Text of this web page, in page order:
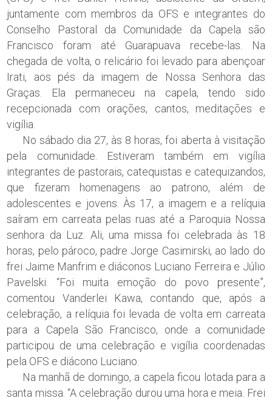
juntamente com membros da OFS e integrantes do
Conselho Pastoral da Comunidade da Capela são
Francisco foram até Guarapuava recebe-las. Na
chegada de volta, o relicário foi levado para abençoar
Irati, aos pés da imagem de Nossa Senhora das
Graças. Ela permaneceu na capela, tendo sido
recepcionada com orações, cantos, meditações e
vigília.
No sábado dia 27, às 8 horas, foi aberta à visitação
pela comunidade. Estiveram também em vigília
integrantes de pastorais, catequistas e catequizandos,
que fizeram homenagens ao patrono, além de
adolescentes e jovens. Às 17, a imagem e a relíquia
saíram em carreata pelas ruas até a Paroquia Nossa
senhora da Luz. Ali, uma missa foi celebrada às 18
horas, pelo pároco, padre Jorge Casimirski, ao lado do
frei Jaime Manfrim e diáconos Luciano Ferreira e Júlio
Pavelski. “Foi muita emoção do povo presente”,
comentou Vanderlei Kawa, contando que, após a
celebração, a relíquia foi levada de volta em carreata
para a Capela São Francisco, onde a comunidade
participou de uma celebração e vigília coordenadas
pela OFS e diácono Luciano.
Na manhã de domingo, a capela ficou lotada para a
santa missa. “A celebração durou uma hora e meia. Frei